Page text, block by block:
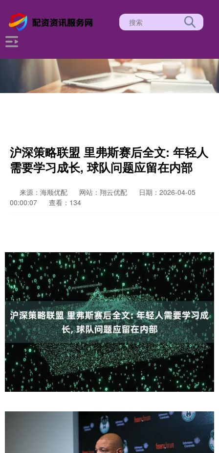
沪深策略联盟 里弗斯赛后全文: 年轻人
需要学习成长, 球队问题应留在内部
来源：海顺优配 网站：翔云优配
日期：2026-04-05
00:00:07
查看：134